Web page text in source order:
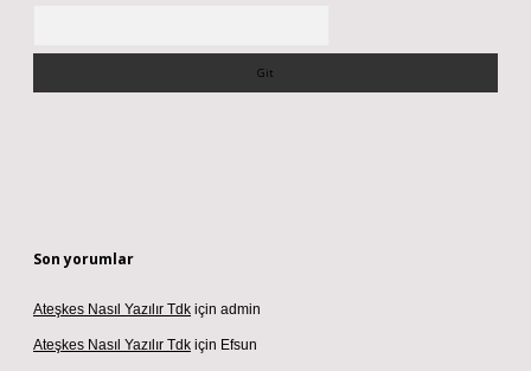
Son yorumlar
Ateşkes Nasıl Yazılır Tdk için admin
Ateşkes Nasıl Yazılır Tdk için Efsun